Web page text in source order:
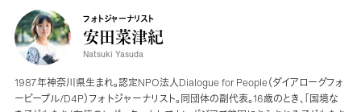
フォトジャーナリスト
安田菜津紀
Natsuki Yasuda
1987年神奈川県生まれ。認定NPO法人Dialogue for People（ダイアローグフォ
ーピープル/D4P）フォトジャーナリスト。同団体の副代表。16歳のとき、「国境な